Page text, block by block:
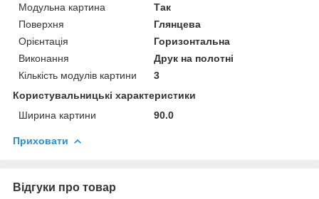
Модульна картина
Так
Поверхня
Глянцева
Орієнтація
Горизонтальна
Виконання
Друк на полотні
Кількість модулів картини
3
Користувальницькі характеристики
Ширина картини
90.0
Приховати
Відгуки про товар